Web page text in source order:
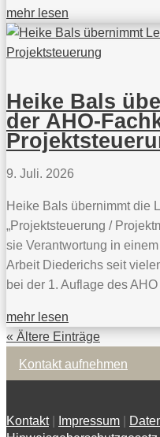
mehr lesen
Heike Bals
der AHO-
9. Juli. 2026
Heike Bals übernimmt die
„Projektsteuerung /
sie Verantwortung in
Arbeit Diederichs seit
bei der 1. Auflage des
mehr lesen
« Ältere Einträge
Kontakt aufnehmen
Kontakt| Impressum